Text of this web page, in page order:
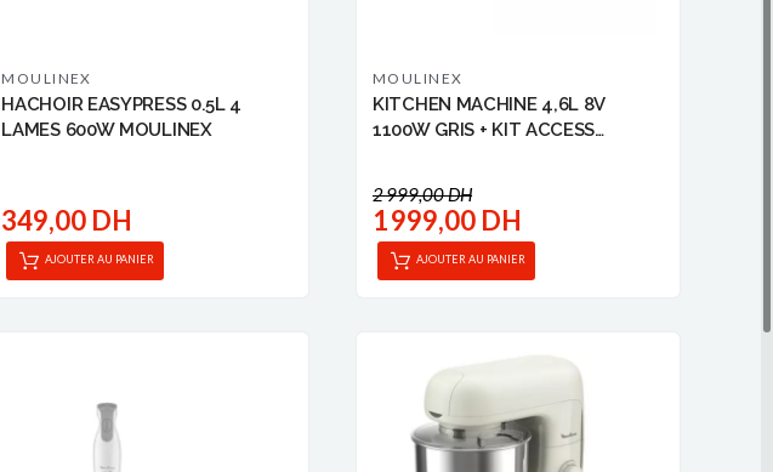
MOULINEX
HACHOIR EASYPRESS 0.5L 4
LAMES 600W MOULINEX
349,00 DH
AJOUTER AU PANIER
MOULINEX
KITCHEN MACHINE 4,6L 8V
1100W GRIS + KIT ACCESS
2 999,00 DH
1 999,00 DH
AJOUTER AU PANIER